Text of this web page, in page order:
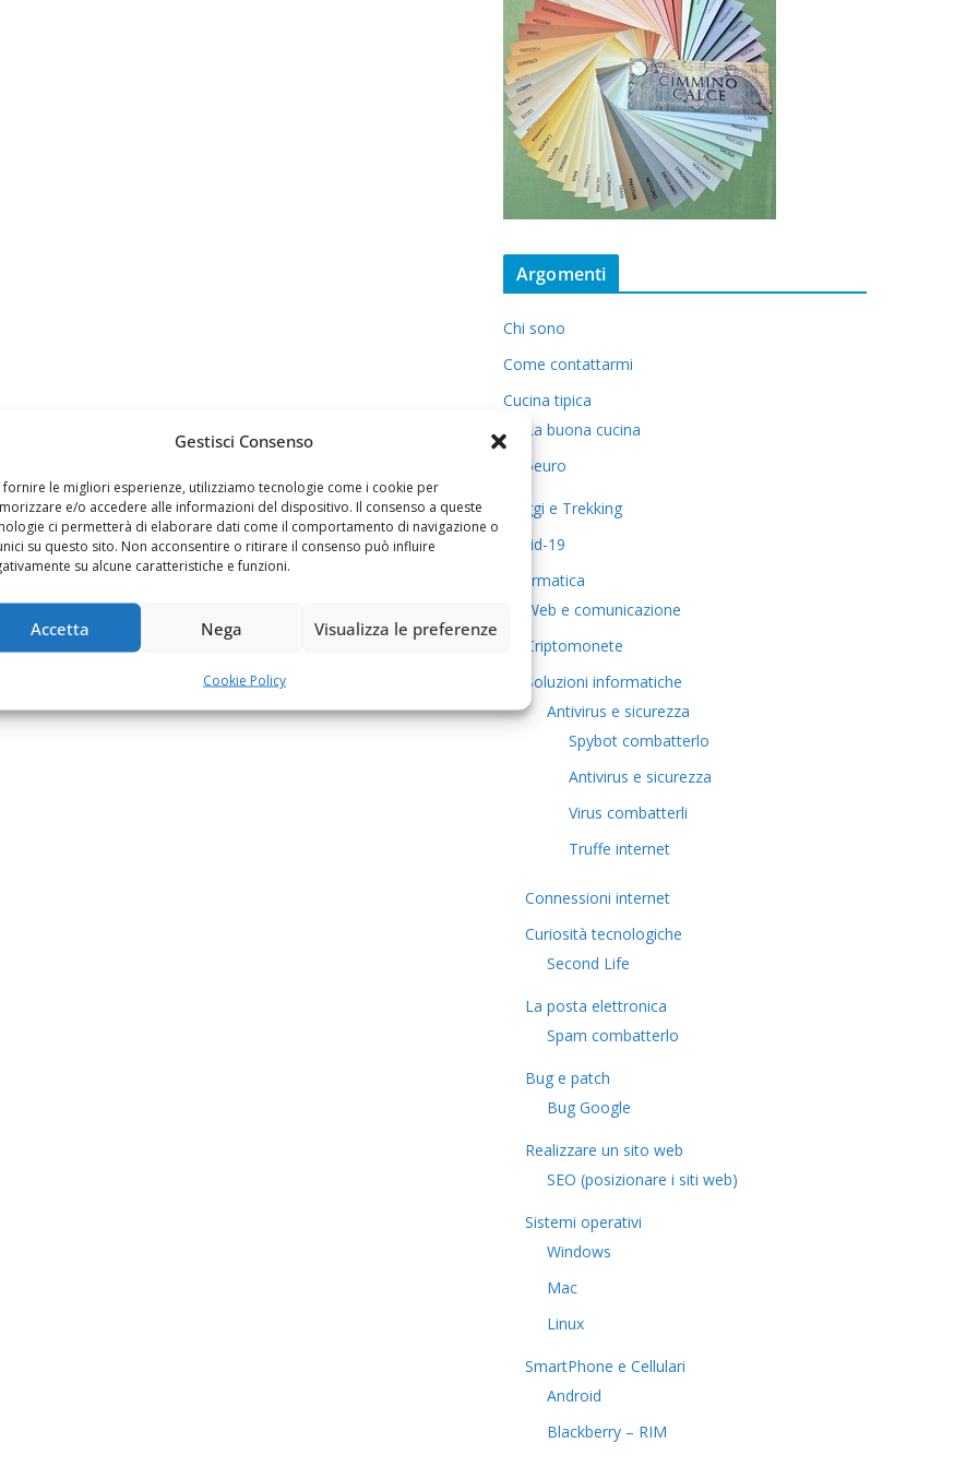
Gestisci Consenso
fornire le migliori esperienze, utilizziamo tecnologie come i cookie per
e/o accedere alle informazioni del dispositivo. Il consenso a queste
ci permetterà di elaborare dati come il comportamento di navigazione o
su questo sito. Non acconsentire o ritirare il consenso può influire
su alcune caratteristiche e funzioni.
Accetta Nega Visualizza le preferenze
Cookie Policy
Argomenti
Chi sono
Come contattarmi
Cucina tipica
La buona cucina
5euro
Viaggi e Trekking
Covid-19
Informatica
Web e comunicazione
Criptomonete
Soluzioni informatiche
Antivirus e sicurezza
Spybot combatterlo
Antivirus e sicurezza
Virus combatterli
Truffe internet
Connessioni internet
Curiosità tecnologiche
​Second Life
La posta elettronica
Spam combatterlo
Bug e patch
Bug Google
Realizzare un sito web
SEO (posizionare i siti web)
Sistemi operativi
Windows
Mac
Linux
SmartPhone e Cellulari
Android
Blackberry – RIM